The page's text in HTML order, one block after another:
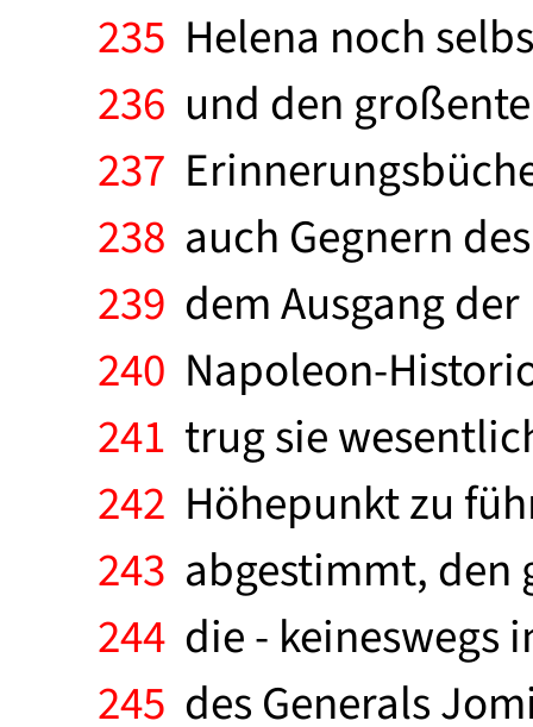
235 Helena noch
236 und den
237
238 auch Gegnern
239 dem Ausgang
240 Napoleon-
241 trug sie
242 Höhepunkt zu
243 abgestimmt, den
244 die - keineswegs
245 des Generals